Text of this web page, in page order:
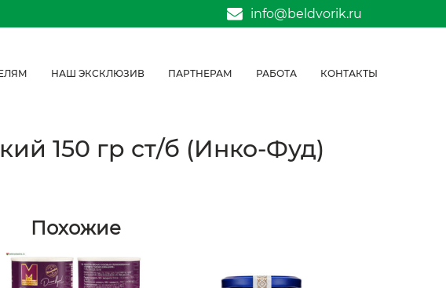
info@beldvorik.ru
НАШ ЭКСКЛЮЗИВ ПАРТНЕРАМ РАБОТА КОНТАКТЫ
150 гр ст/б (Инко-Фуд)
Похожие